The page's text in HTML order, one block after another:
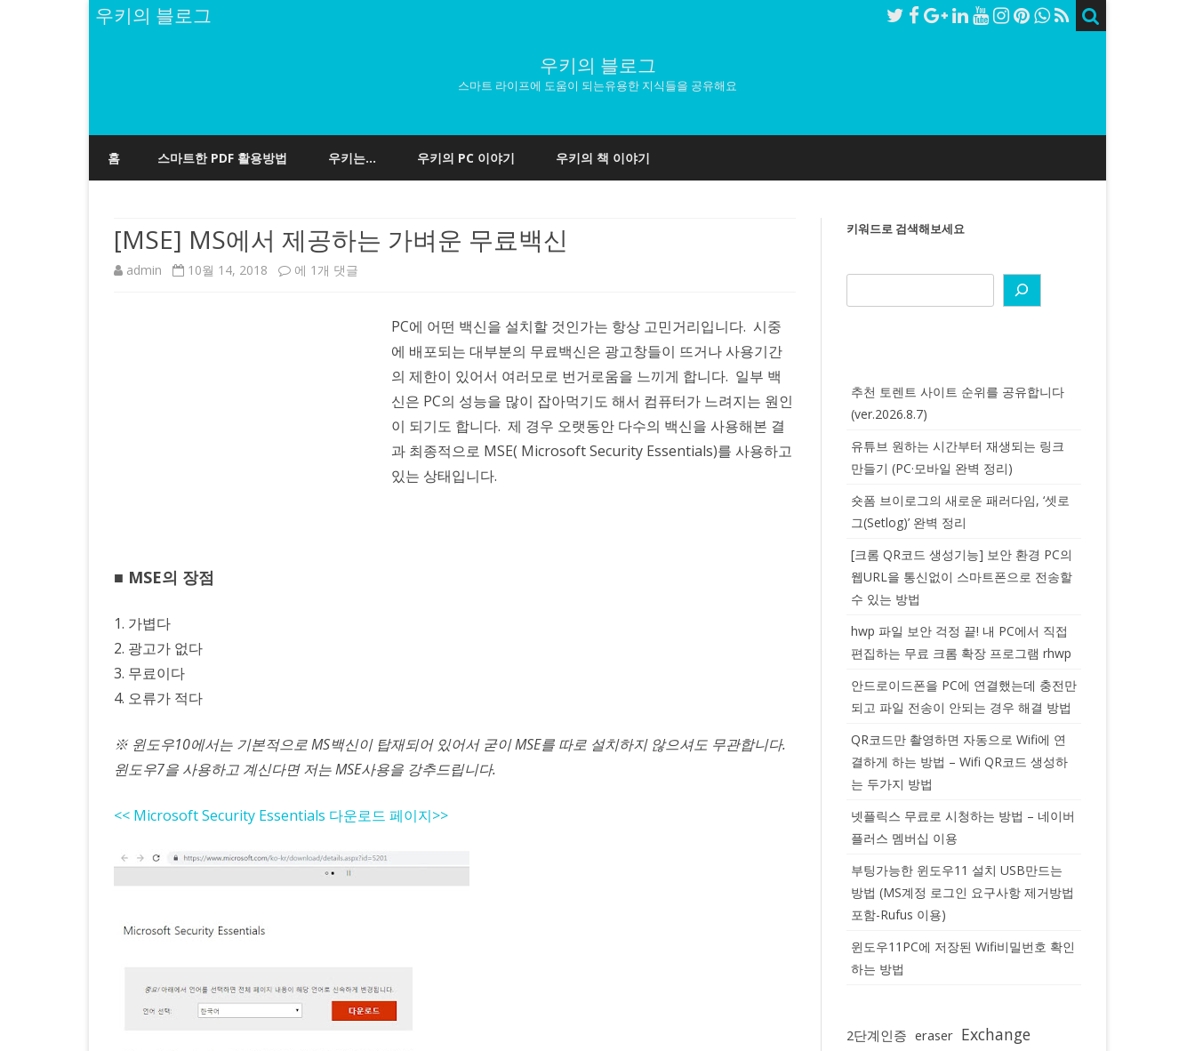
우키의 블로그
우키의 블로그
스마트 라이프에 도움이 되는유용한 지식들을 공유해요
to
content
홈 스마트한 PDF 활용방법 우키는… 우키의 PC 이야기 우키의 책 이야기
[MSE] MS에서 제공하는 가벼운 무료백신
admin 10월 14, 2018
[MSE]
에 1개 댓글
PC에 어떤 백신을 설치할 것인가는 항상 고민거리입니다. 시중
에 배포되는 대부분의 무료백신은 광고창들이 뜨거나 사용기간
의 제한이 있어서 여러모로 번거로움을 느끼게 합니다. 일부 백
신은 PC의 성능을 많이 잡아먹기도 해서 컴퓨터가 느려지는 원인
이 되기도 합니다. 제 경우 오랫동안 다수의 백신을 사용해본 결
과 최종적으로 MSE( Microsoft Security Essentials)를 사용하고
있는 상태입니다.
■ MSE의 장점
1. 가볍다
2. 광고가 없다
3. 무료이다
4. 오류가 적다
※ 윈도우10에서는 기본적으로 MS백신이 탑재되어 있어서 굳이 MSE를 따로 설치하지 않으셔도 무관합니다.
윈도우7을 사용하고 계신다면 저는 MSE사용을 강추드립니다.
<< Microsoft Security Essentials 다운로드 페이지>>
키워드로 검색해보세요
추천 토렌트 사이트 순위를 공유합니다
(ver.2026.8.7)
유튜브 원하는 시간부터 재생되는 링크
만들기 (PC·모바일 완벽 정리)
숏폼 브이로그의 새로운 패러다임, ‘셋로
그(Setlog)’ 완벽 정리
[크롬 QR코드 생성기능] 보안 환경 PC의
웹URL을 통신없이 스마트폰으로 전송할
수 있는 방법
hwp 파일 보안 걱정 끝! 내 PC에서 직접
편집하는 무료 크롬 확장 프로그램 rhwp
안드로이드폰을 PC에 연결했는데 충전만
되고 파일 전송이 안되는 경우 해결 방법
QR코드만 촬영하면 자동으로 Wifi에 연
결하게 하는 방법 – Wifi QR코드 생성하
는 두가지 방법
넷플릭스 무료로 시청하는 방법 – 네이버
플러스 멤버십 이용
부팅가능한 윈도우11 설치 USB만드는
방법 (MS계정 로그인 요구사항 제거방법
포함-Rufus 이용)
윈도우11PC에 저장된 Wifi비밀번호 확인
하는 방법
2단계인증 eraser Exchange